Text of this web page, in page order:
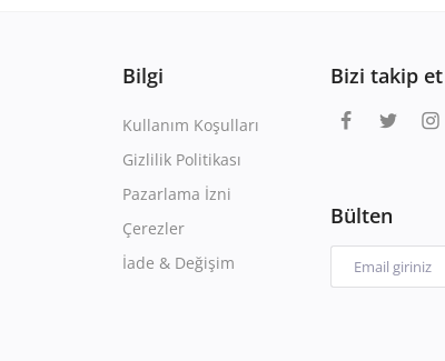
Bilgi
Kullanım Koşulları
Gizlilik Politikası
Pazarlama İzni
Çerezler
İade & Değişim
Bizi takip et
Bülten